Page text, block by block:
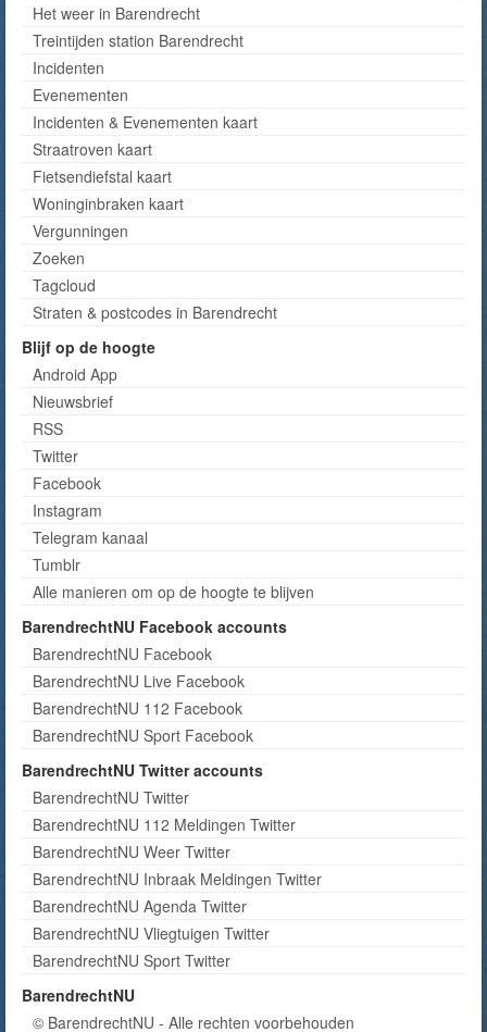
Het weer in Barendrecht
Treintijden station Barendrecht
Incidenten
Evenementen
Incidenten & Evenementen kaart
Straatroven kaart
Fietsendiefstal kaart
Woninginbraken kaart
Vergunningen
Zoeken
Tagcloud
Straten & postcodes in Barendrecht
Blijf op de hoogte
Android App
Nieuwsbrief
RSS
Twitter
Facebook
Instagram
Telegram kanaal
Tumblr
Alle manieren om op de hoogte te blijven
BarendrechtNU Facebook accounts
BarendrechtNU Facebook
BarendrechtNU Live Facebook
BarendrechtNU 112 Facebook
BarendrechtNU Sport Facebook
BarendrechtNU Twitter accounts
BarendrechtNU Twitter
BarendrechtNU 112 Meldingen Twitter
BarendrechtNU Weer Twitter
BarendrechtNU Inbraak Meldingen Twitter
BarendrechtNU Agenda Twitter
BarendrechtNU Vliegtuigen Twitter
BarendrechtNU Sport Twitter
BarendrechtNU
© BarendrechtNU - Alle rechten voorbehouden